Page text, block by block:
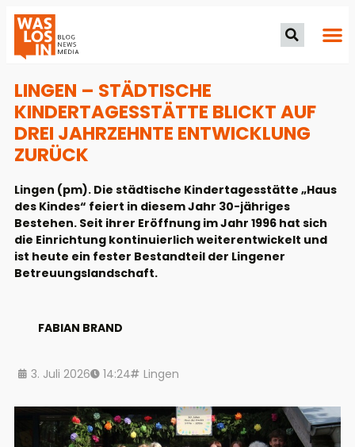
LINGEN – STÄDTISCHE
KINDERTAGESSTÄTTE BLICKT AUF
DREI JAHRZEHNTE ENTWICKLUNG
ZURÜCK
Lingen (pm). Die städtische Kindertagesstätte „Haus
des Kindes“ feiert in diesem Jahr 30-jähriges
Bestehen. Seit ihrer Eröffnung im Jahr 1996 hat sich
die Einrichtung kontinuierlich weiterentwickelt und
ist heute ein fester Bestandteil der Lingener
Betreuungslandschaft.
FABIAN BRAND
3. Juli 2026 14:24 Lingen